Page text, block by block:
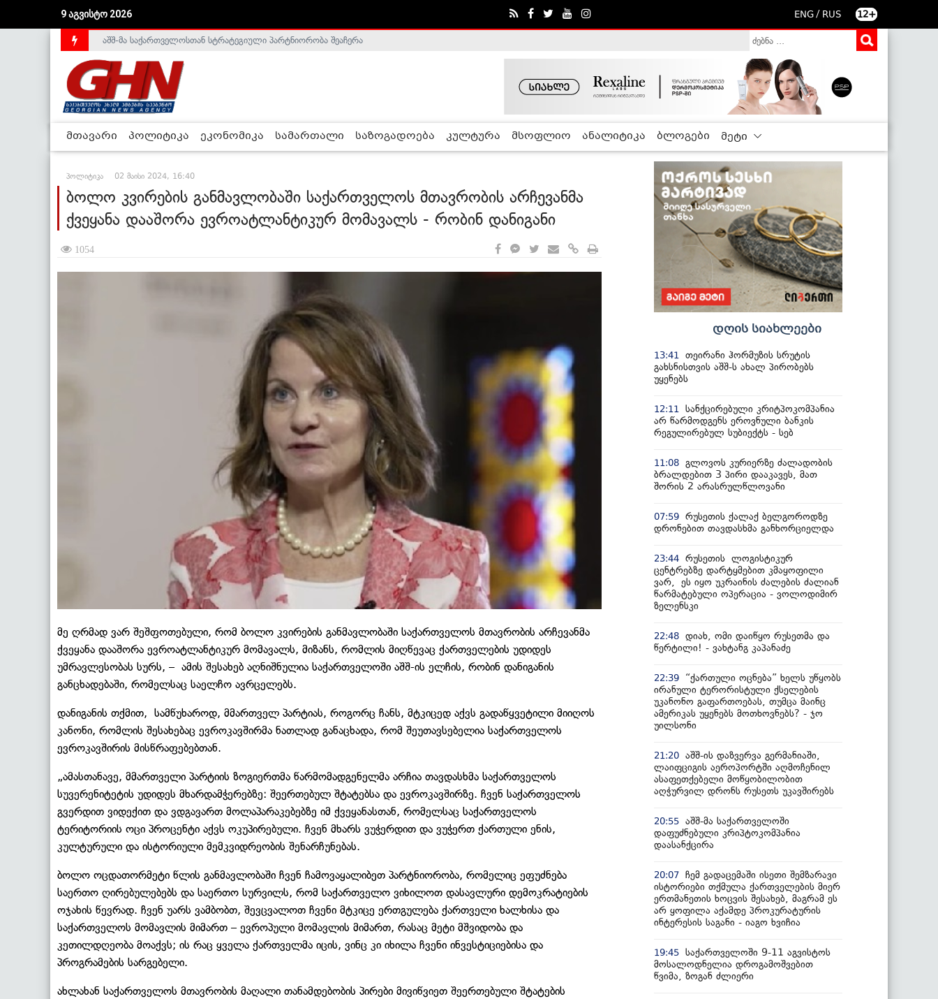
9 აგვისტო 2026 ENG / RUS 12+
საქართველოს დე-ფაქტო მთავრობა არალეგიტიმურია - ჰელსინკის კომისია
აშშ-მა საქართველოსთან სტრატეგიული პარტნიორობა შეაჩერა
მთავარი პოლიტიკა ეკონომიკა სამართალი საზოგადოება კულტურა მსოფლიო ანალიტიკა ბლოგები მეტი
პოლიტიკა 02 მაისი 2024, 16:40
ბოლო კვირების განმავლობაში საქართველოს მთავრობის არჩევანმა
ქვეყანა დააშორა ევროატლანტიკურ მომავალს - რობინ დანიგანი
1054
მე ღრმად ვარ შეშფოთებული, რომ ბოლო კვირების განმავლობაში საქართველოს მთავრობის არჩევანმა
ქვეყანა დააშორა ევროატლანტიკურ მომავალს, მიზანს, რომლის მიღწევაც ქართველების უდიდეს
უმრავლესობას სურს, – ამის შესახებ აღნიშნულია საქართველოში აშშ-ის ელჩის, რობინ დანიგანის
განცხადებაში, რომელსაც საელჩო ავრცელებს.
დანიგანის თქმით, სამწუხაროდ, მმართველ პარტიას, როგორც ჩანს, მტკიცედ აქვს გადაწყვეტილი მიიღოს
კანონი, რომლის შესახებაც ევროკავშირმა ნათლად განაცხადა, რომ შეუთავსებელია საქართველოს
ევროკავშირის მისწრაფებებთან.
„ამასთანავე, მმართველი პარტიის ზოგიერთმა წარმომადგენელმა არჩია თავდასხმა საქართველოს
სუვერენიტეტის უდიდეს მხარდამჭერებზე: შეერთებულ შტატებსა და ევროკავშირზე. ჩვენ საქართველოს
გვერდით ვიდექით და ვდგავართ მოლაპარაკებებზე იმ ქვეყანასთან, რომელსაც საქართველოს
ტერიტორიის ოცი პროცენტი აქვს ოკუპირებული. ჩვენ მხარს ვუჭერდით და ვუჭერთ ქართული ენის,
კულტურული და ისტორიული მემკვიდრეობის შენარჩუნებას.
ბოლო ოცდათორმეტი წლის განმავლობაში ჩვენ ჩამოვაყალიბეთ პარტნიორობა, რომელიც ეფუძნება
საერთო ღირებულებებს და საერთო სურვილს, რომ საქართველო ვიხილოთ დასავლური დემოკრატიების
ოჯახის წევრად. ჩვენ უარს ვამბობთ, შევცვალოთ ჩვენი მტკიცე ერთგულება ქართველი ხალხისა და
საქართველოს მომავლის მიმართ – ევროპული მომავლის მიმართ, რასაც მეტი მშვიდობა და
კეთილდღეობა მოაქვს; ის რაც ყველა ქართველმა იცის, ვინც კი იხილა ჩვენი ინვესტიციებისა და
პროგრამების სარგებელი.
ახლახან საქართველოს მთავრობის მაღალი თანამდებობის პირები მივიწვიეთ შეერთებული შტატების
დღის სიახლეები
13:41
თეირანი ჰორმუზის სრუტის
გახსნისთვის აშშ-ს ახალ პირობებს
უყენებს
12:11
სანქცირებული კრიტპოკომპანია
არ წარმოდგენს ეროვნული ბანკის
რეგულირებულ სუბიექტს - სებ
11:08 გლოვოს კურიერზე ძალადობის
ბრალდებით 3 პირი დააკავეს, მათ
შორის 2 არასრულწლოვანი
07:59 რუსეთის ქალაქ ბელგოროდზე
დრონებით თავდასხმა განხორციელდა
23:44 რუსეთის ლოგისტიკურ
ცენტრებზე დარტყმებით კმაყოფილი
ვარ, ეს იყო უკრაინის ძალების ძალიან
წარმატებული ოპერაცია - ვოლოდიმირ
ზელენსკი
22:48 დიახ, ომი დაიწყო რუსეთმა და
წერტილი! - ვახტანგ კაპანაძე
22:39
“ქართული ოცნება” ხელს უწყობს
ირანული ტერორისტული ქსელების
უკანონო გაფართოებას, თუმცა მაინც
ამერიკას უყენებს მოთხოვნებს? - ჯო
უილსონი
21:20 აშშ-ის დაზვერვა გერმანიაში,
ლაიფციგის აეროპორტში აღმოჩენილ
ასაფეთქებელი მოწყობილობით
აღჭურვილ დრონს რუსეთს უკავშირებს
20:55 აშშ-მა საქართველოში
დაფუძნებული კრიპტოკომპანია
დაასანქცირა
20:07 ჩემ გადაცემაში ისეთი შემზარავი
ისტორიები თქმულა ქართველების მიერ
ერთმანეთის ხოცვის შესახებ, მაგრამ ეს
არ ყოფილა აქამდე პროკურატურის
ინტერესის საგანი - იაგო ხვიჩია
19:45 საქართველოში 9-11 აგვისტოს
მოსალოდნელია დროგამოშვებით
წვიმა, ზოგან ძლიერი